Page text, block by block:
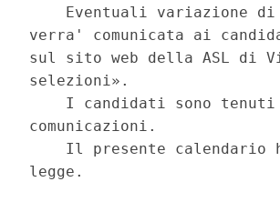
Eventuali variazione
verra' comunicata ai
sul sito web della ASL di
selezioni».
I candidati sono
comunicazioni.
Il presente calendario
legge.